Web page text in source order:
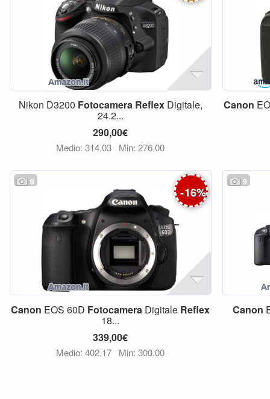
Nikon D3200 Fotocamera ReflexDigitale,
24.2...
290,00€
Medio: 314,03 Min: 276,00
Canon
9
-16%
Canon EOS 60D Fotocamera Digitale Reflex
18...
339,00€
Medio: 402,17 Min: 300,00
9
Canon